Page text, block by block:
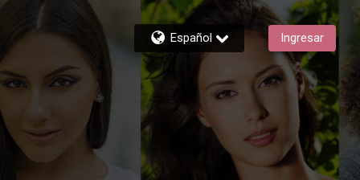
Español Ingresar